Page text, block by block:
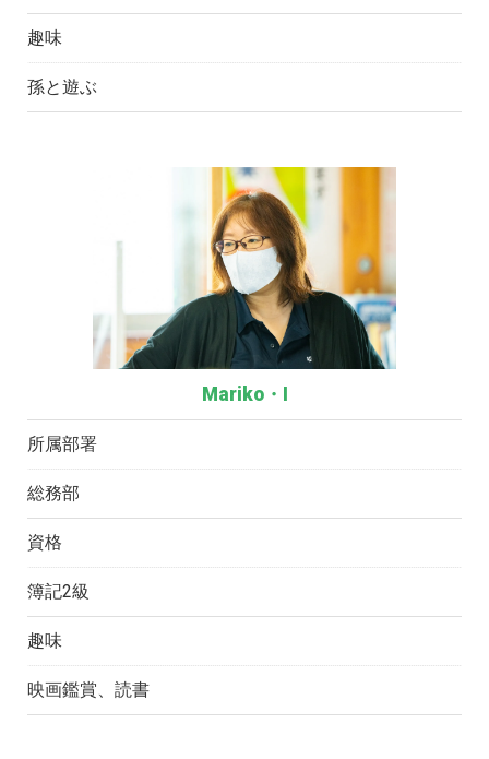
趣味
孫と遊ぶ
Mariko・I
所属部署
総務部
資格
簿記2級
趣味
映画鑑賞、読書